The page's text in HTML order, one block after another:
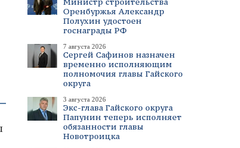
Оренбуржья Александр
Полухин удостоен
госнаграды РФ
7 августа 2026
Сергей Сафинов назначен
временно исполняющим
полномочия главы Гайского
округа
3 августа 2026
Экс-глава Гайского округа
Папунин теперь исполняет
обязанности главы
Новотроицка